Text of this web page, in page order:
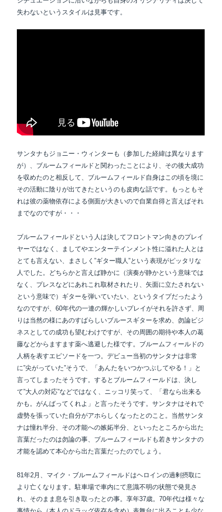
失わないというスタイルは見事です。
サンタナもジョニー・ウィンターも（参加した経緯は異なります
が）、ブルームフィールドと 関わったことにより、その後大成功
を収めたのと相反して、ブルームフィールド自身はこの頃を境に
その活動に陰りが出てきたというのも皮肉な話です。もっともそ
れは彼の薬物依存による側面が大きいので自業自得と言えばそれ
までなのですが・・・
ブルームフィールドという人は決してフロントマン向きのプレイ
ヤーではなく、ましてやエンターテインメント性に溢れた人とは
とても言えない、まさしく”ギター職人”という表現がピッタリな
人でした。どちらかと言えば静かに（演奏が静かという意味では
なく、プレスなどにあれこれ取材されたり、矢面に立たされない
という意味で）ギターを弾いていたい、というタイプだったよう
なのですが、60年代の一連の輝かしいプレイがそれを許さず、周
りは当然の様にあのすばらしいブルースギターを求め、勿論ビジ
ネスとしての成功も望むわけですが、その周囲の期待や本人の葛
藤などからますます薬へ逃避した様です。ブルームフィールドの
人柄を表すエピソードを一つ。デビュー当初のサンタナは非常
に”尖がっていた”そうで、「あんたをいつかつぶしてやる！」と
言ってしまったそうです。するとブルームフィールドは、決し
て”大人の対応”などではなく、ニッコリ笑って、「君なら出来る
かも。がんばってくれよ」と言ったそうです。サンタナはそれで
虚勢を張っていた自分がアホらしくなったとのこと。当然サンタ
ナは憧れ半分、その才能への嫉妬半分、といったところから出た
言葉だったのは勿論の事、ブルームフィールドも若きサンタナの
才能を認めて本心から出た言葉だったのでしょう。
81年2月、マイク・ブルームフィールドはヘロインの過剰摂取に
より亡くなります。駐車場で車内にて意識不明の状態で発見さ
れ、そのまま息を引き取ったとの事。享年37歳。70年代は様々な